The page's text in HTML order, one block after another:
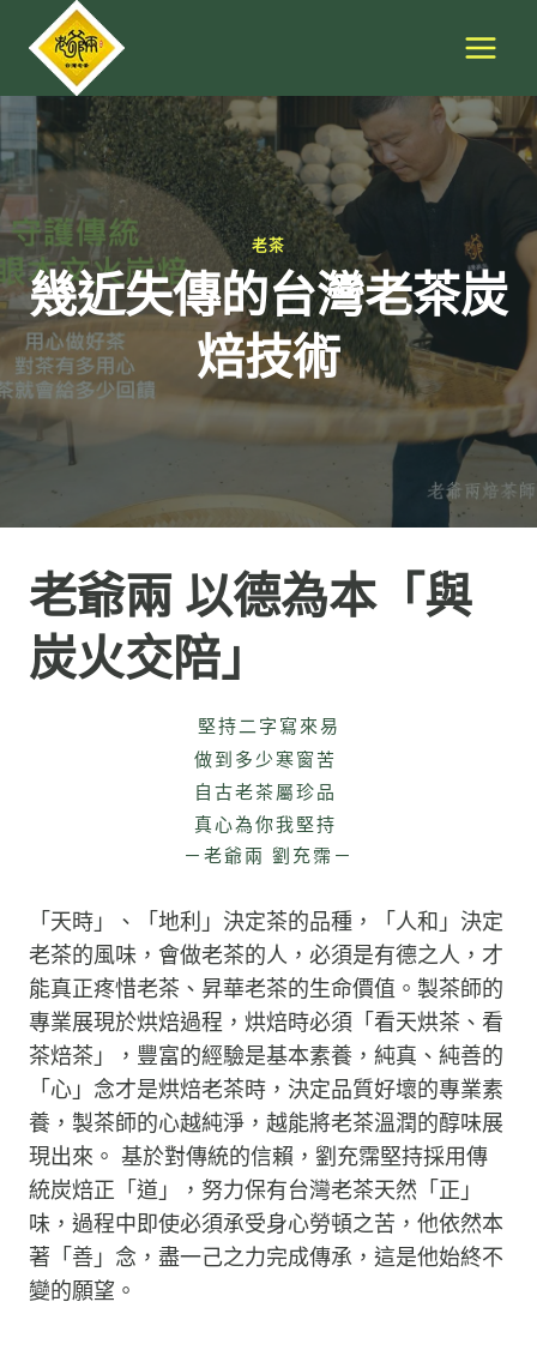
content
老茶
幾近失傳的台灣老茶炭
焙技術
老爺兩 以德為本「與
炭火交陪」
堅持二字寫來易
做到多少寒窗苦
自古老茶屬珍品
真心為你我堅持
－老爺兩 劉充霈－
「天時」、「地利」決定茶的品種，「人和」決定
老茶的風味，會做老茶的人，必須是有德之人，才
能真正疼惜老茶、昇華老茶的生命價值。製茶師的
專業展現於烘焙過程，烘焙時必須「看天烘茶、看
茶焙茶」，豐富的經驗是基本素養，純真、純善的
「心」念才是烘焙老茶時，決定品質好壞的專業素
養，製茶師的心越純淨，越能將老茶溫潤的醇味展
現出來。 基於對傳統的信賴，劉充霈堅持採用傳
統炭焙正「道」，努力保有台灣老茶天然「正」
味，過程中即使必須承受身心勞頓之苦，他依然本
著「善」念，盡一己之力完成傳承，這是他始終不
變的願望。